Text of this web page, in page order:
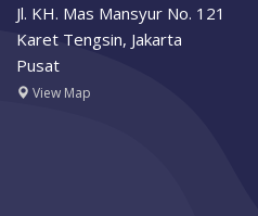
Jl. KH. Mas Mansyur No. 121
Karet Tengsin, Jakarta
Pusat
View Map